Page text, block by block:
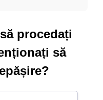
procedați
să